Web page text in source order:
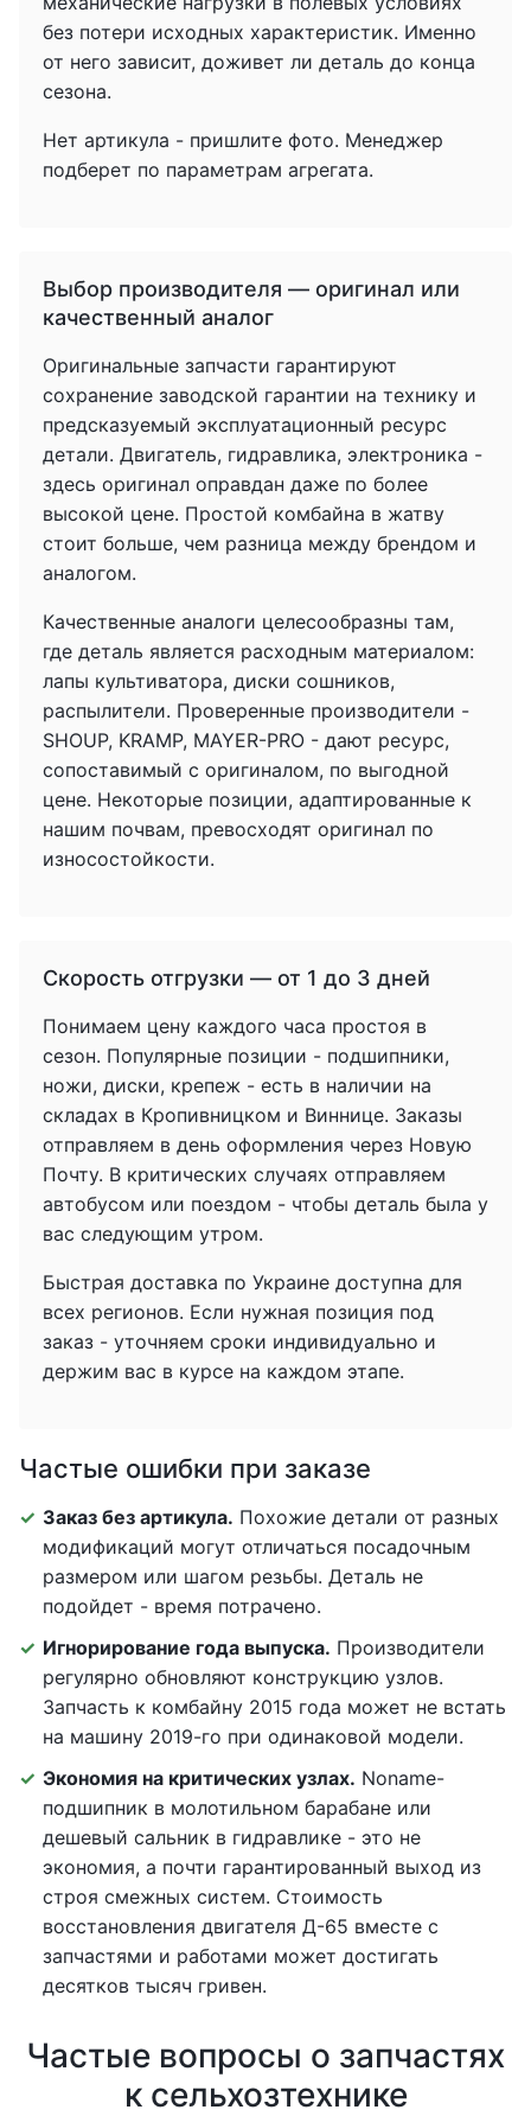
без потери исходных характеристик. Именно
от него зависит, доживет ли деталь до конца
сезона.
Нет артикула - пришлите фото. Менеджер
подберет по параметрам агрегата.
Выбор производителя — оригинал или
качественный аналог
Оригинальные запчасти гарантируют
сохранение заводской гарантии на технику и
предсказуемый эксплуатационный ресурс
детали. Двигатель, гидравлика, электроника -
здесь оригинал оправдан даже по более
высокой цене. Простой комбайна в жатву
стоит больше, чем разница между брендом и
аналогом.
Качественные аналоги целесообразны там,
где деталь является расходным материалом:
лапы культиватора, диски сошников,
распылители. Проверенные производители -
SHOUP, KRAMP, MAYER-PRO - дают ресурс,
сопоставимый с оригиналом, по выгодной
цене. Некоторые позиции, адаптированные к
нашим почвам, превосходят оригинал по
износостойкости.
Скорость отгрузки — от 1 до 3 дней
Понимаем цену каждого часа простоя в
сезон. Популярные позиции - подшипники,
ножи, диски, крепеж - есть в наличии на
складах в Кропивницком и Виннице. Заказы
отправляем в день оформления через Новую
Почту. В критических случаях отправляем
автобусом или поездом - чтобы деталь была у
вас следующим утром.
Быстрая доставка по Украине доступна для
всех регионов. Если нужная позиция под
заказ - уточняем сроки индивидуально и
держим вас в курсе на каждом этапе.
Частые ошибки при заказе
Заказ без артикула. Похожие детали от разных
модификаций могут отличаться посадочным
размером или шагом резьбы. Деталь не
подойдет - время потрачено.
Игнорирование года выпуска. Производители
регулярно обновляют конструкцию узлов.
Запчасть к комбайну 2015 года может не встать
на машину 2019-го при одинаковой модели.
Экономия на критических узлах. Noname-
подшипник в молотильном барабане или
дешевый сальник в гидравлике - это не
экономия, а почти гарантированный выход из
строя смежных систем. Стоимость
восстановления двигателя Д-65 вместе с
запчастями и работами может достигать
десятков тысяч гривен.
Частые вопросы о запчастях
к сельхозтехнике